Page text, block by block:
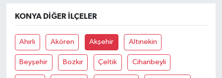
KONYA DIĞER İLÇELER
Ahırlı Akören Akşehir Altınekin
Beyşehir Bozkır Çeltik Cihanbeyli